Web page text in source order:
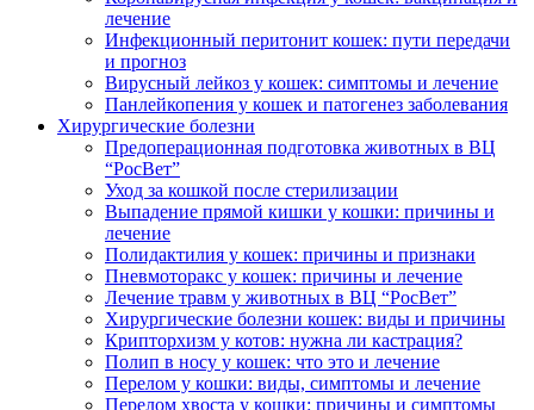
лечение
Инфекционный перитонит кошек: пути передачи
и прогноз
Вирусный лейкоз у кошек: симптомы и лечение
Панлейкопения у кошек и патогенез заболевания
Хирургические болезни
Предоперационная подготовка животных в ВЦ
“РосВет”
Уход за кошкой после стерилизации
Выпадение прямой кишки у кошки: причины и
лечение
Полидактилия у кошек: причины и признаки
Пневмоторакс у кошек: причины и лечение
Лечение травм у животных в ВЦ “РосВет”
Хирургические болезни кошек: виды и причины
Крипторхизм у котов: нужна ли кастрация?
Полип в носу у кошек: что это и лечение
Перелом у кошки: виды, симптомы и лечение
Перелом хвоста у кошки: причины и симптомы